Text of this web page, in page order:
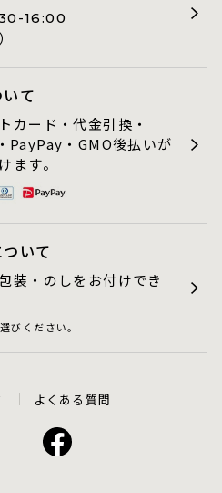
16:00
て
カード・代金引換・
PayPay・GMO後払いが
ます。
いて
装・のしをお付けでき
びください。
よくある質問